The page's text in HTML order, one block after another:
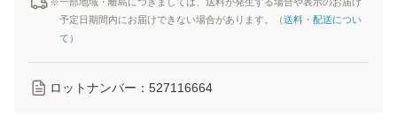
予定日期間内にお届けできない場合があります。（送料・配送につい
て ）
ロットナンバー： 527116664